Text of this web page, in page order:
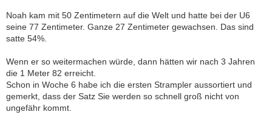
Noah kam mit 50 Zentimetern auf die Welt und hatte bei der U6
seine 77 Zentimeter. Ganze 27 Zentimeter gewachsen. Das sind
satte 54%.
Wenn er so weitermachen würde, dann hätten wir nach 3 Jahren
die 1 Meter 82 erreicht.
Schon in Woche 6 habe ich die ersten Strampler aussortiert und
gemerkt, dass der Satz Sie werden so schnell groß nicht von
ungefähr kommt.